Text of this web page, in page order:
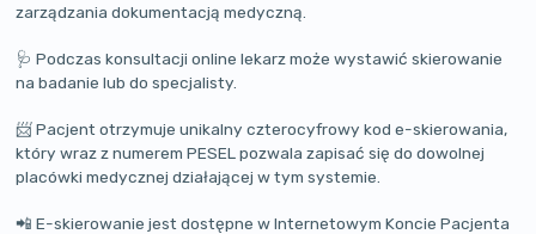
zarządzania dokumentacją medyczną.
🩺 Podczas konsultacji online lekarz może wystawić skierowanie
na badanie lub do specjalisty.
📨 Pacjent otrzymuje unikalny czterocyfrowy kod e-skierowania,
który wraz z numerem PESEL pozwala zapisać się do dowolnej
placówki medycznej działającej w tym systemie.
📲 E-skierowanie jest dostępne w Internetowym Koncie Pacjenta